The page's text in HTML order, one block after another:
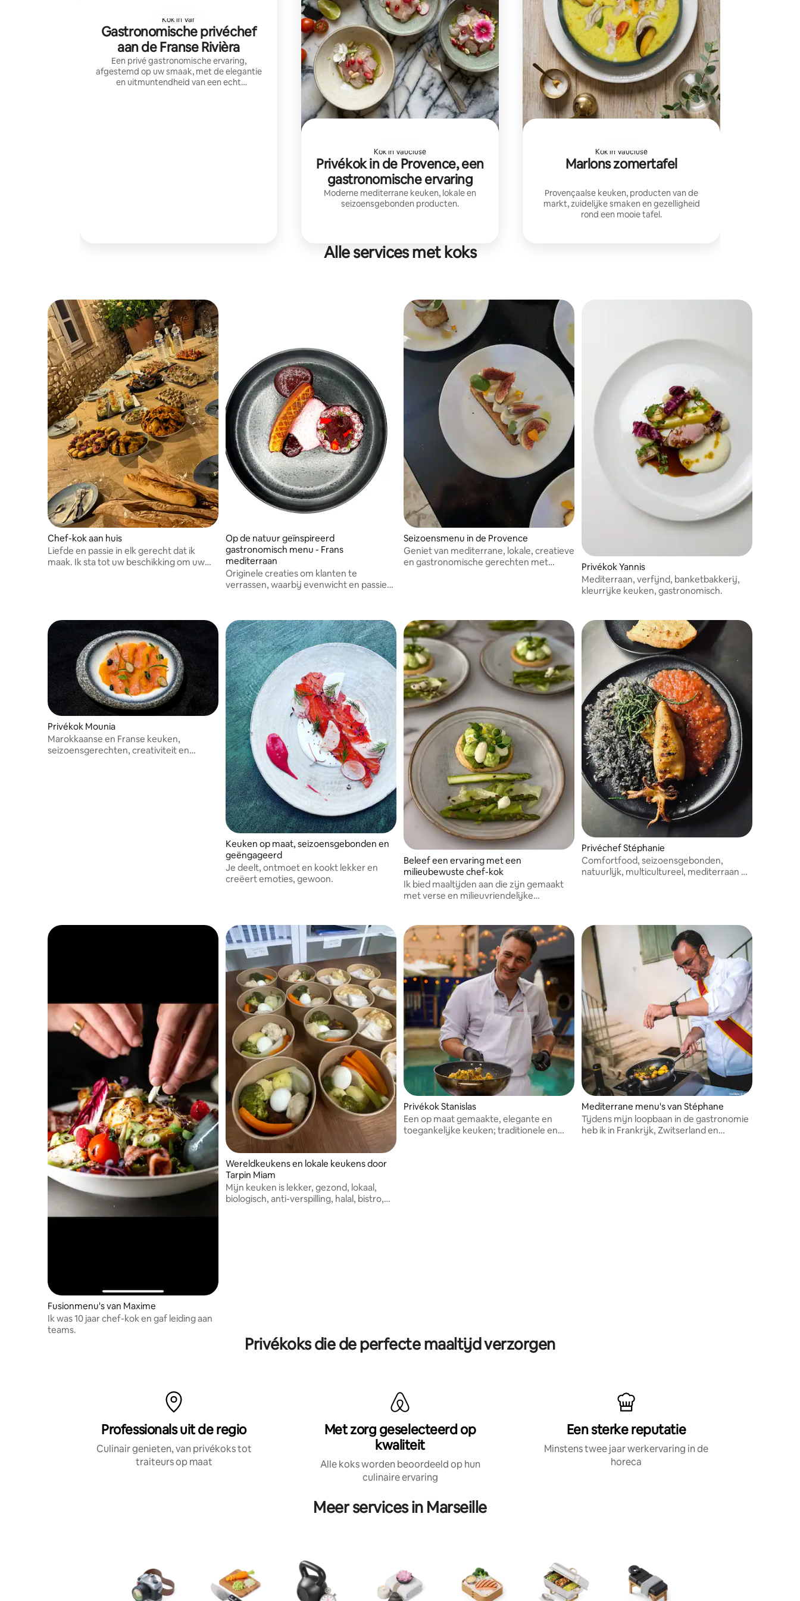
Kok in Var
Gastronomische privéchef
aan de Franse Rivièra
Een privé gastronomische ervaring,
afgestemd op uw smaak, met de elegantie
en uitmuntendheid van een echt
Kok in Vaucluse
Privékok in de Provence, een
gastronomische ervaring
Moderne mediterrane keuken, lokale en
seizoensgebonden producten.
Kok in Vaucluse
Marlons zomertafel
Provençaalse keuken, producten van de
markt, zuidelijke smaken en gezelligheid
rond een mooie tafel.
Alle services met koks
Chef-kok aan huis
Liefde en passie in elk gerecht dat ik
maak. Ik sta tot uw beschikking om uw
Op de natuur geïnspireerd
gastronomisch menu - Frans
mediterraan
Originele creaties om klanten te
verrassen, waarbij evenwicht en passie
Seizoensmenu in de Provence
Geniet van mediterrane, lokale, creatieve
en gastronomische gerechten met
Privékok Yannis
Mediterraan, verfijnd, banketbakkerij,
kleurrijke keuken, gastronomisch.
Privékok Mounia
Marokkaanse en Franse keuken,
seizoensgerechten, creativiteit en
Keuken op maat, seizoensgebonden en
geëngageerd
Je deelt, ontmoet en kookt lekker en
creëert emoties, gewoon.
Beleef een ervaring met een
milieubewuste chef-kok
Ik bied maaltijden aan die zijn gemaakt
met verse en milieuvriendelijke
Privéchef Stéphanie
Comfortfood, seizoensgebonden,
natuurlijk, multicultureel, mediterraan en
Fusionmenu's van Maxime
Ik was 10 jaar chef-kok en gaf leiding aan
teams.
Wereldkeukens en lokale keukens door
Tarpin Miam
Mijn keuken is lekker, gezond, lokaal,
biologisch, anti-verspilling, halal, bistro,
Privékok Stanislas
Een op maat gemaakte, elegante en
toegankelijke keuken; traditionele en
Mediterrane menu's van Stéphane
Tijdens mijn loopbaan in de gastronomie
heb ik in Frankrijk, Zwitserland en
Privékoks die de perfecte maaltijd verzorgen
Professionals uit de regio
Culinair genieten, van privékoks tot
traiteurs op maat
Met zorg geselecteerd op
kwaliteit
Alle koks worden beoordeeld op hun
culinaire ervaring
Een sterke reputatie
Minstens twee jaar werkervaring in de
horeca
Meer services in Marseille